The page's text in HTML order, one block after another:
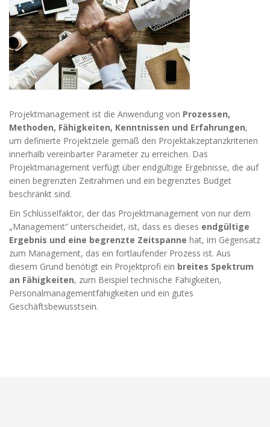
Projektmanagement ist die Anwendung von Prozessen,
Methoden, Fähigkeiten, Kenntnissen und Erfahrungen,
um definierte Projektziele gemäß den Projektakzeptanzkriterien
innerhalb vereinbarter Parameter zu erreichen. Das
Projektmanagement verfügt über endgültige Ergebnisse, die auf
einen begrenzten Zeitrahmen und ein begrenztes Budget
beschränkt sind.
Ein Schlüsselfaktor, der das Projektmanagement von nur dem
„Management“ unterscheidet, ist, dass es dieses endgültige
Ergebnis und eine begrenzte Zeitspanne hat, im Gegensatz
zum Management, das ein fortlaufender Prozess ist. Aus
diesem Grund benötigt ein Projektprofi ein breites Spektrum
an Fähigkeiten, zum Beispiel technische Fähigkeiten,
Personalmanagementfähigkeiten und ein gutes
Geschäftsbewusstsein.
Technisch
notwendige
Cookies
Diese Cookies
sind nicht
optional,
sondern
technisch für
notwendig.
Daher ist hier
keine
Einschränkung
möglich.
Statistiken
Diese Cookies
die Funktionalität
und die Struktur
der Website
verbessern. Sie
ermöglichen,
Statistiken und
Analysen zu
erstellen, wobei